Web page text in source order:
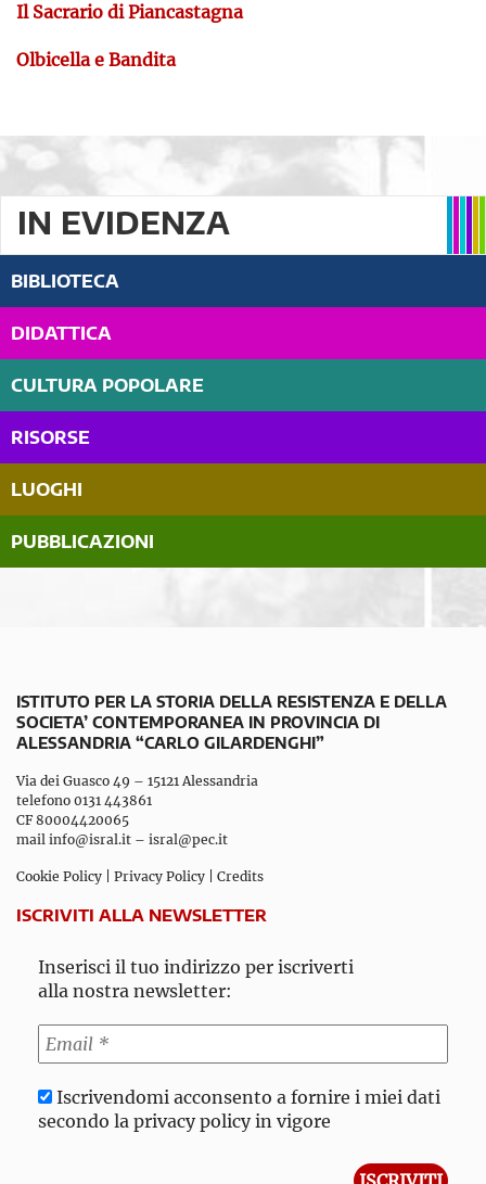
Il Sacrario di Piancastagna
Olbicella e Bandita
IN EVIDENZA
BIBLIOTECA
DIDATTICA
CULTURA POPOLARE
RISORSE
LUOGHI
PUBBLICAZIONI
ISTITUTO PER LA STORIA DELLA RESISTENZA E DELLA
SOCIETA’ CONTEMPORANEA IN PROVINCIA DI
ALESSANDRIA “CARLO GILARDENGHI”
Via dei Guasco 49 – 15121 Alessandria
telefono 0131 443861
CF 80004420065
mail info@isral.it – isral@pec.it
Cookie Policy Privacy Policy Credits
ISCRIVITI ALLA NEWSLETTER
Inserisci il tuo indirizzo per iscriverti
alla nostra newsletter:
Iscrivendomi acconsento a fornire i miei dati
secondo la privacy policy in vigore